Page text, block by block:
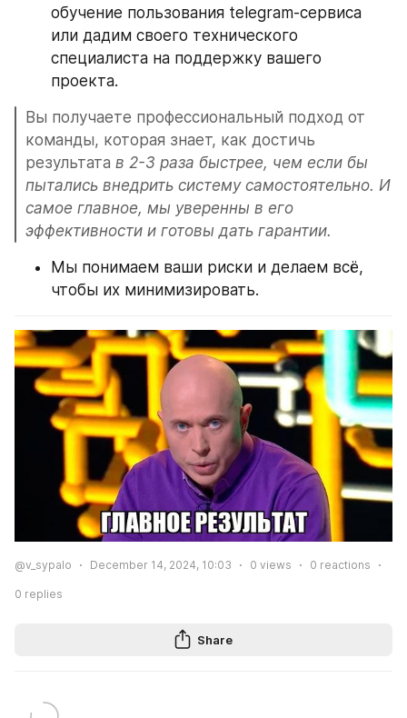
обучение пользования telegram-сервиса
или дадим своего технического
специалиста на поддержку вашего
проекта.
Вы получаете профессиональный подход от
команды, которая знает, как достичь
результата в 2-3 раза быстрее, чем если бы
пытались внедрить систему самостоятельно. И
самое главное, мы уверенны в его
эффективности и готовы дать гарантии.
Мы понимаем ваши риски и делаем всё,
чтобы их минимизировать.
@v_sypalo December 14, 2024, 10:03 0 views 0 reactions
0 replies
Share